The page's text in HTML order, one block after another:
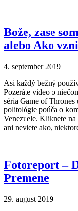
Bože, zase
alebo Ako
4. september 2019
Asi každý bežný
Pozeráte video o
séria Game of
politológie poúča o
Venezuele. Kliknete
ani neviete ako,
Fotoreport –
Premene
29. august 2019